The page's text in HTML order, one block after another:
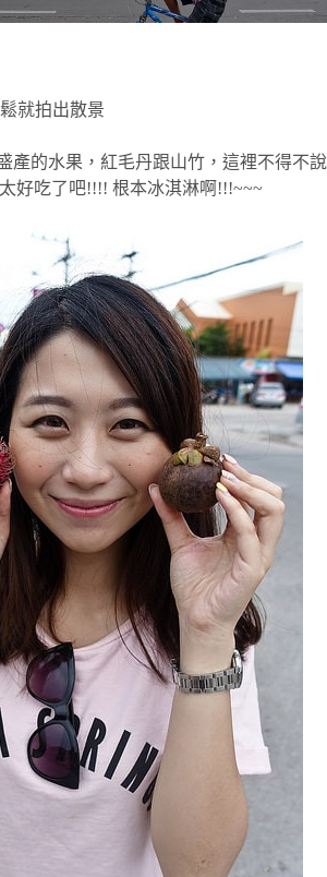
就拍出散景
產的水果，紅毛丹跟山竹，這裡不得不說
好吃了吧!!!! 根本冰淇淋啊!!!~~~